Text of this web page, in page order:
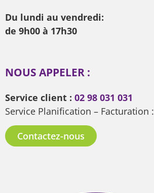
Du lundi au vendredi:
de 9h00 à 17h30
NOUS APPELER :
Service client : 02 98 031 031
Service Planification – Facturation :
Contactez-nous